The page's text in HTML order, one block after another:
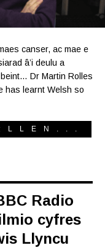
canser, ac mae e
â’i deulu a
Dr Martin Rolles
has learnt Welsh so
Radio
cyfres
Llyncu